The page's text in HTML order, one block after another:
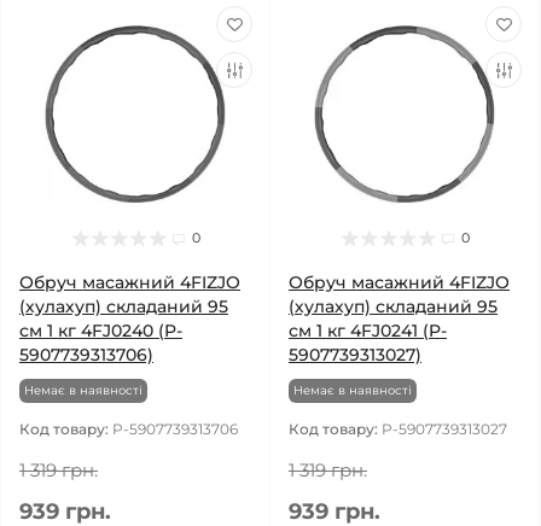
0
Обруч масажний 4FIZJO
(хулахуп) складаний 95
см 1 кг 4FJ0240 (P-
5907739313706)
Немає в наявності
Код товару: P-5907739313706
1 319 грн.
939 грн.
0
Обруч масажний 4FIZJO
(хулахуп) складаний 95
см 1 кг 4FJ0241 (P-
5907739313027)
Немає в наявності
Код товару: P-5907739313027
1 319 грн.
939 грн.